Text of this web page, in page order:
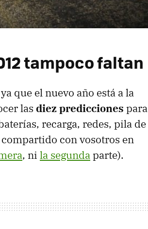
tampoco faltan
que el nuevo año está a la
las diez predicciones para
recarga, redes, pila de
con vosotros en
, ni la segundaparte).